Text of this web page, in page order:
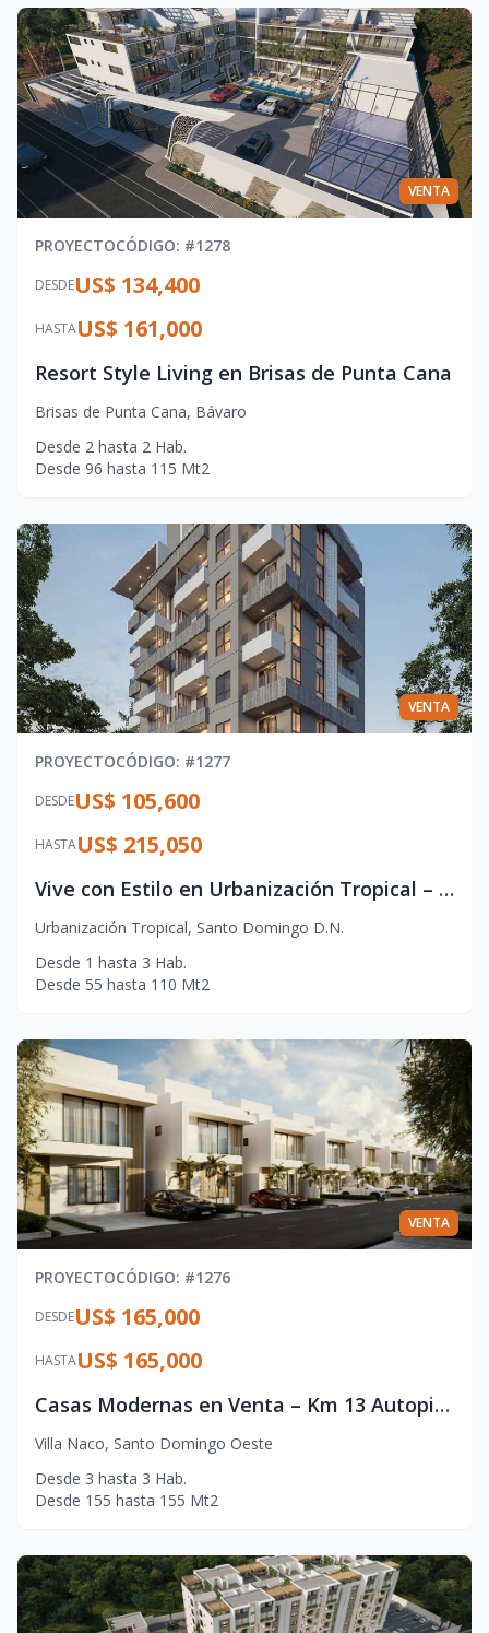
VENTA
PROYECTOCÓDIGO: #1278
DESDEUS$ 134,400
HASTAUS$ 161,000
Resort Style Living en Brisas de Punta Cana
Brisas de Punta Cana, Bávaro
Desde 2 hasta 2 Hab.
Desde 96 hasta 115 Mt2
VENTA
PROYECTOCÓDIGO: #1277
DESDEUS$ 105,600
HASTAUS$ 215,050
Vive con Estilo en Urbanización Tropical – Proyecto Residencial de Alto Nivel
Urbanización Tropical, Santo Domingo D.N.
Desde 1 hasta 3 Hab.
Desde 55 hasta 110 Mt2
VENTA
PROYECTOCÓDIGO: #1276
DESDEUS$ 165,000
HASTAUS$ 165,000
Casas Modernas en Venta – Km 13 Autopista Duarte
Villa Naco, Santo Domingo Oeste
Desde 3 hasta 3 Hab.
Desde 155 hasta 155 Mt2